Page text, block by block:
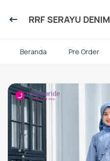
Skip
content
RRF SERAYU DENIM
Beranda Pre Order
Atasan
Kaos kaki
Gamis Dewasa